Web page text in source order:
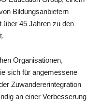
Bildungsanbietern
über 45 Jahren zu den
Organisationen,
sich für angemessene
Zuwandererintegration
an einer Verbesserung